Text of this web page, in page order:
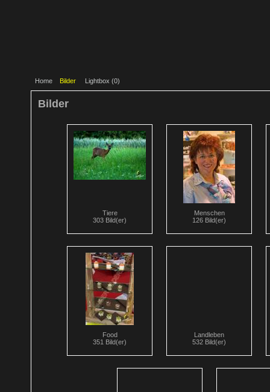
Home Bilder Lightbox (0)
Bilder
Tiere
303 Bild(er)
Menschen
126 Bild(er)
Food
351 Bild(er)
Landleben
532 Bild(er)